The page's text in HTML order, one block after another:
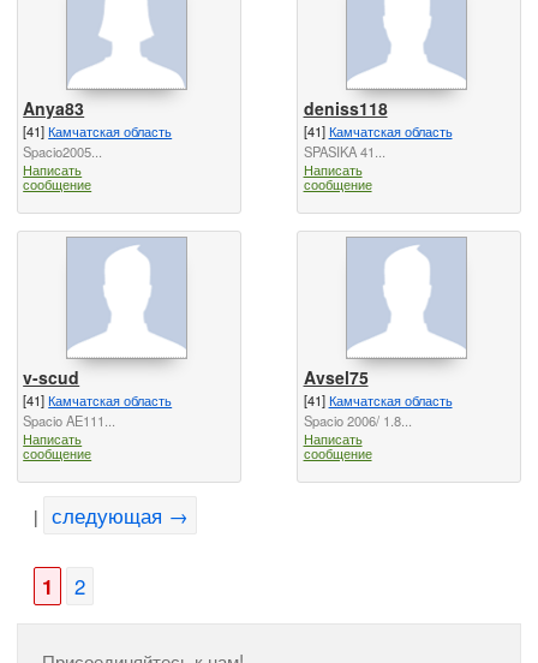
Anya83
[41]Камчатская область
Spacio2005...
Написать
сообщение
deniss118
[41]Камчатская область
SPASIKA 41...
Написать
сообщение
v-scud
[41]Камчатская область
Spacio AE111...
Написать
сообщение
Avsel75
[41]Камчатская область
Spacio 2006/ 1.8...
Написать
сообщение
| следующая →
1 2